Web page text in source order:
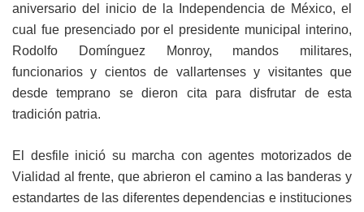
aniversario del inicio de la Independencia de México, el
cual fue presenciado por el presidente municipal interino,
Rodolfo Domínguez Monroy, mandos militares,
funcionarios y cientos de vallartenses y visitantes que
desde temprano se dieron cita para disfrutar de esta
tradición patria.
El desfile inició su marcha con agentes motorizados de
Vialidad al frente, que abrieron el camino a las banderas y
estandartes de las diferentes dependencias e instituciones